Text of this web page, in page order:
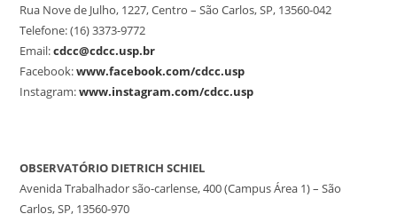
Rua Nove de Julho, 1227, Centro – São Carlos, SP, 13560-042
Telefone: (16) 3373-9772
Email:cdcc@cdcc.usp.br
Facebook:www.facebook.com/cdcc.usp
Instagram:www.instagram.com/cdcc.usp
OBSERVATÓRIO DIETRICH SCHIEL
Avenida Trabalhador são-carlense, 400 (Campus Área 1) – São
Carlos, SP, 13560-970